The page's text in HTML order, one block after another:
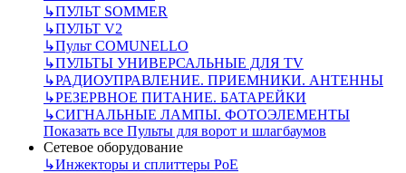
↳ПУЛЬТ SOMMER
↳ПУЛЬТ V2
↳Пульт СOMUNELLO
↳ПУЛЬТЫ УНИВЕРСАЛЬНЫЕ ДЛЯ TV
↳РАДИОУПРАВЛЕНИЕ. ПРИЕМНИКИ. АНТЕННЫ
↳РЕЗЕРВНОЕ ПИТАНИЕ. БАТАРЕЙКИ
↳СИГНАЛЬНЫЕ ЛАМПЫ. ФОТОЭЛЕМЕНТЫ
Показать все Пульты для ворот и шлагбаумов
Сетевое оборудование
↳Инжекторы и сплиттеры РоЕ